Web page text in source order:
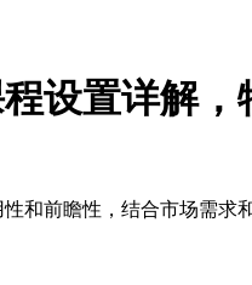
设置详解
和前瞻性，结合市场需求